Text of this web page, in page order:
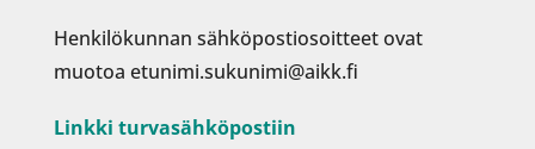
Henkilökunnan sähköpostiosoitteet ovat
muotoa etunimi.sukunimi@aikk.fi
Linkki turvasähköpostiin